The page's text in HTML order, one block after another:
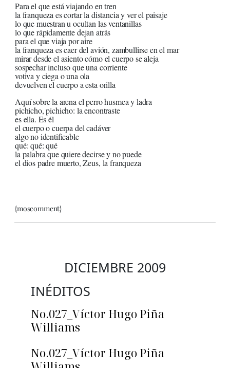
Para el que está viajando en tren
la franqueza es cortar la distancia y ver el paisaje
lo que muestran u ocultan las ventanillas
lo que rápidamente dejan atrás
para el que viaja por aire
la franqueza es caer del avión, zambullirse en el mar
mirar desde el asiento cómo el cuerpo se aleja
sospechar incluso que una corriente
votiva y ciega o una ola
devuelven el cuerpo a esta orilla
Aquí sobre la arena el perro husmea y ladra
pichicho, pichicho: la encontraste
es ella. Es él
el cuerpo o cuerpa del cadáver
algo no identificable
qué: qué: qué
la palabra que quiere decirse y no puede
el dios padre muerto, Zeus, la franqueza
{moscomment}
DICIEMBRE 2009
INÉDITOS
No.027_Víctor Hugo Piña
Williams
No.027_Víctor Hugo Piña